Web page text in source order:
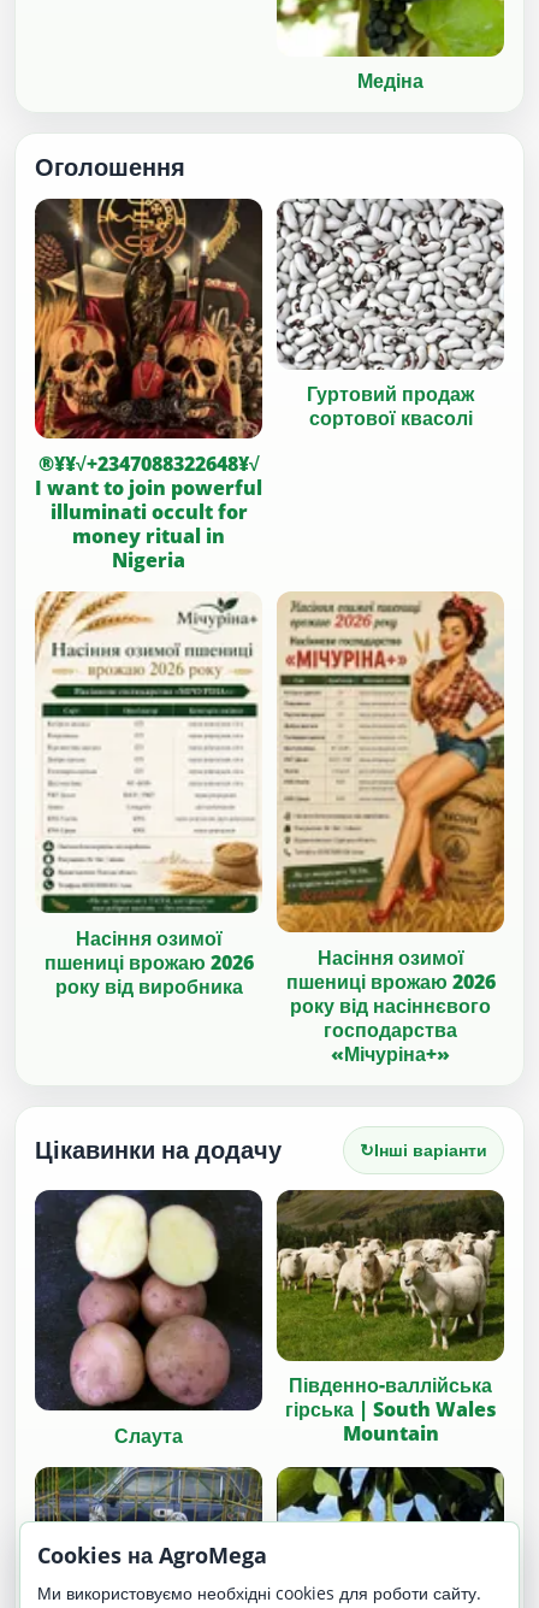
Медіна
Оголошення
®¥¥√+2347088322648¥√
I want to join powerful
illuminati occult for
money ritual in
Nigeria
Гуртовий продаж
сортової квасолі
Насіння озимої
пшениці врожаю 2026
року від виробника
Насіння озимої
пшениці врожаю 2026
року від насіннєвого
господарства
«Мічуріна+»
Цікавинки на додачу ↻Інші варіанти
Слаута
Південно-валлійська
гірська | South Wales
Mountain
Cookies на AgroMega
Ми використовуємо необхідні cookies для роботи сайту.